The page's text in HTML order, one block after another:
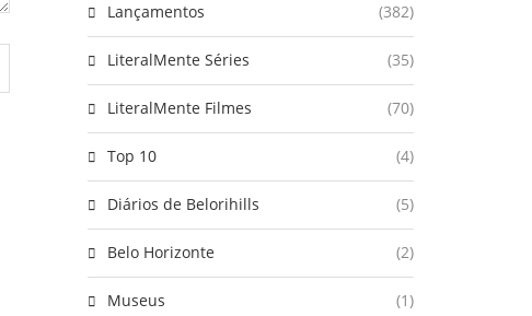
Lançamentos (382)
LiteralMente Séries (35)
LiteralMente Filmes (70)
Top 10 (4)
Diários de Belorihills (5)
Belo Horizonte (2)
Museus (1)